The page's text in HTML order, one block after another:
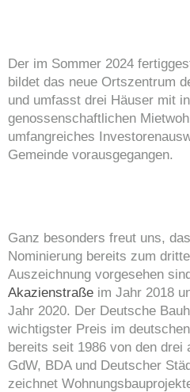
Der im Sommer 2024
bildet das neue Ortszentrum
und umfasst drei Häuser mit
genossenschaftlichen
umfangreiches
Gemeinde vorausgegangen.
Ganz besonders freut uns,
Nominierung bereits zum
Auszeichnung vorgesehen
Akazienstraße im Jahr 2018
Jahr 2020. Der Deutsche
wichtigster Preis im
bereits seit 1986 von den drei
GdW, BDA und Deutscher
zeichnet